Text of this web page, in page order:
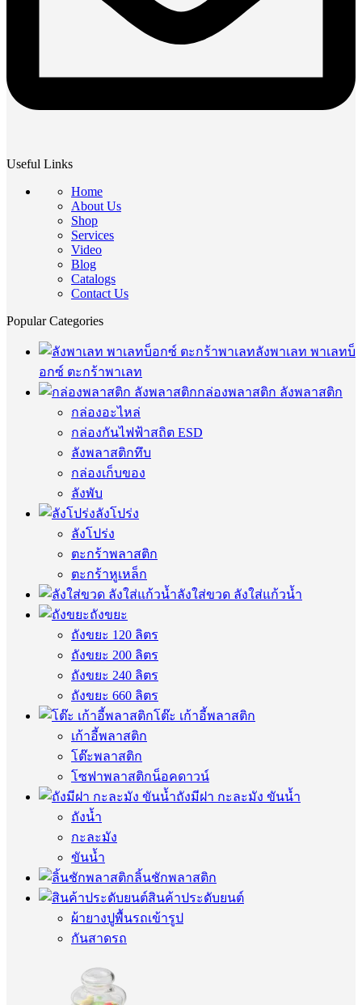
Useful Links
Home
About Us
Shop
Services
Video
Blog
Catalogs
Contact Us
Popular Categories
ลังพาเลท พาเลทบ็
อกซ์ ตะกร้าพาเลท
กล่องพลาสติก ลังพลาสติก
กล่องอะไหล่
กล่องกันไฟฟ้าสถิต ESD
ลังพลาสติกทึบ
กล่องเก็บของ
ลังพับ
ลังโปร่ง
ลังโปร่ง
ตะกร้าพลาสติก
ตะกร้าหูเหล็ก
ลังใส่ขวด ลังใส่แก้วน้ำ
ถังขยะ
ถังขยะ 120 ลิตร
ถังขยะ 200 ลิตร
ถังขยะ 240 ลิตร
ถังขยะ 660 ลิตร
โต๊ะ เก้าอี้พลาสติก
เก้าอี้พลาสติก
โต๊ะพลาสติก
โซฟาพลาสติกน็อคดาวน์
ถังมีฝา กะละมัง ขันน้ำ
ถังน้ำ
กะละมัง
ขันน้ำ
ลิ้นชักพลาสติก
สินค้าประดับยนต์
ผ้ายางปูพื้นรถเข้ารูป
กันสาดรถ